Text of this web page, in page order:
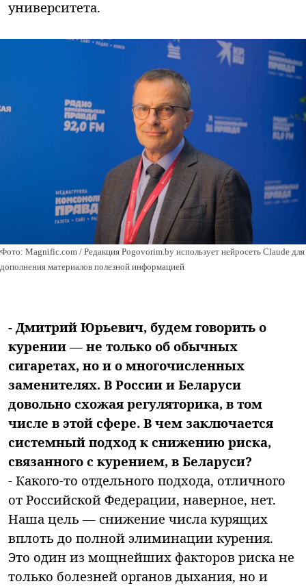
университета.
Фото: Magnific.com / Редакция Pogovorim.by использует нейросеть Claude для
дополнения материалов полезной информацией
- Дмитрий Юрьевич, будем говорить о
курении — не только об обычных
сигаретах, но и о многочисленных
заменителях. В России и Беларуси
довольно схожая регуляторика, в том
числе в этой сфере. В чем заключается
системный подход к снижению риска,
связанного с курением, в Беларуси?
- Какого-то отдельного подхода, отличного
от Российской Федерации, наверное, нет.
Наша цель — снижение числа курящих
вплоть до полной элиминации курения.
Это один из мощнейших факторов риска не
только болезней органов дыхания, но и